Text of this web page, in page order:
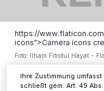
https://
icons">Camera icons
Foto: Ilham Fitrotul Hayat -
Zwecke. Wenn Tracker
Anzeigen
dieses Menü jederzeit
ändern oder Ihre
Einstellungen oder
Informationen finden
Ihre Zustimmung
schließt gem. Art. 49